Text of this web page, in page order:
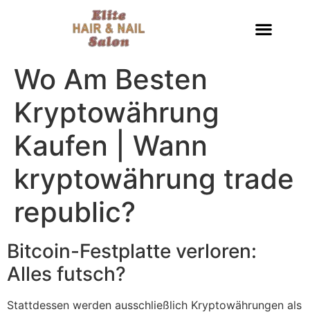
Wo Am Besten
Kryptowährung
Kaufen | Wann
kryptowährung trade
republic?
Bitcoin-Festplatte verloren:
Alles futsch?
Stattdessen werden ausschließlich Kryptowährungen als